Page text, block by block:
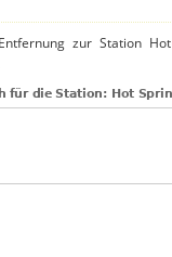
zur Station Hot